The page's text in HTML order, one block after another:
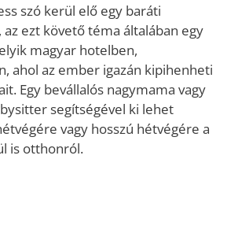
szó kerül elő egy baráti
az ezt követő téma általában egy
magyar hotelben,
ahol az ember igazán kipihenheti
Egy bevállalós nagymama vagy
segítségével ki lehet
vagy hosszú hétvégére a
is otthonról.